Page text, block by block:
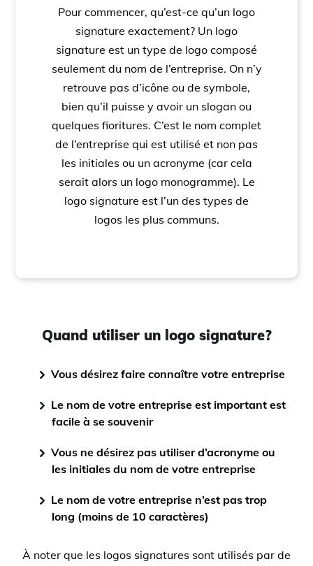
Pour commencer, qu’est-ce qu’un logo
signature exactement? Un logo
signature est un type de logo composé
seulement du nom de l’entreprise. On n’y
retrouve pas d’icône ou de symbole,
bien qu’il puisse y avoir un slogan ou
quelques fioritures. C’est le nom complet
de l’entreprise qui est utilisé et non pas
les initiales ou un acronyme (car cela
serait alors un logo monogramme). Le
logo signature est l’un des types de
logos les plus communs.
Quand utiliser un logo signature?
Vous désirez faire connaître votre entreprise
Le nom de votre entreprise est important est
facile à se souvenir
Vous ne désirez pas utiliser d’acronyme ou
les initiales du nom de votre entreprise
Le nom de votre entreprise n’est pas trop
long (moins de 10 caractères)
À noter que les logos signatures sont utilisés par de